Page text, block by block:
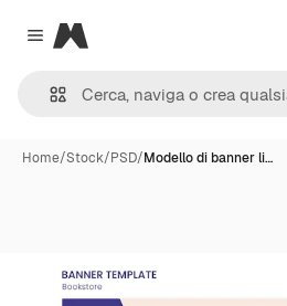
Close menu
Magnific
Home/Stock/PSD/Modello di banner li…